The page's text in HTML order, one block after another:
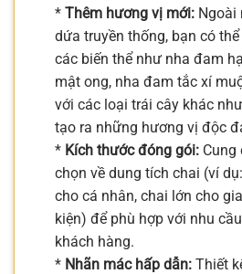
* Thêm hương vị mới: Ngoài
dứa truyền thống, bạn có
các biến thể như nha đam
mật ong, nha đam tắc xí
với các loại trái cây khác
tạo ra những hương vị độc
* Kích thước đóng gói: Cung
chọn về dung tích chai (ví
cho cá nhân, chai lớn cho
kiện) để phù hợp với nhu
khách hàng.
* Nhãn mác hấp dẫn: Thiết